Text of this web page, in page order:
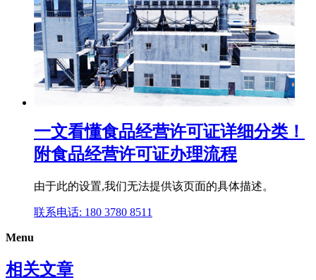
一文看懂食品经营许可证详细分类！
附食品经营许可证办理流程
由于此的设置,我们无法提供该页面的具体描述。
联系电话: 180 3780 8511
Menu
相关文章